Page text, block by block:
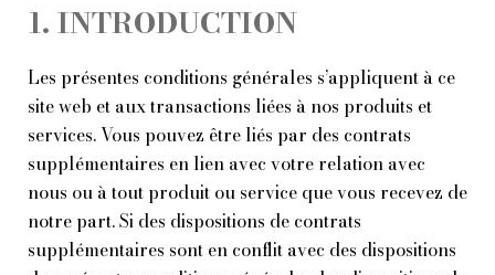
1. INTRODUCTION
Les présentes conditions générales s’appliquent à ce
site web et aux transactions liées à nos produits et
services. Vous pouvez être liés par des contrats
supplémentaires en lien avec votre relation avec
nous ou à tout produit ou service que vous recevez de
notre part. Si des dispositions de contrats
supplémentaires sont en conflit avec des dispositions